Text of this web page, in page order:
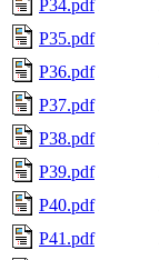
P34.pdf
P35.pdf
P36.pdf
P37.pdf
P38.pdf
P39.pdf
P40.pdf
P41.pdf